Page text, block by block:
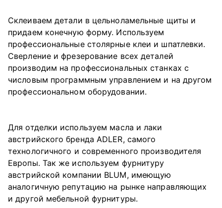
Склеиваем детали в цельноламельные щиты и
придаем конечную форму. Используем
профессиональные столярные клеи и шпатлевки.
Сверление и фрезерование всех деталей
производим на профессиональных станках с
числовым программным управлением и на другом
профессиональном оборудовании.
Для отделки используем масла и лаки
австрийского бренда ADLER, самого
технологичного и современного производителя
Европы. Так же используем фурнитуру
австрийской компании BLUM, имеющую
аналогичную репутацию на рынке направляющих
и другой мебельной фурнитуры.